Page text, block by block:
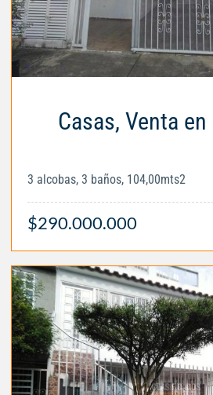
Casas, Venta
3 alcobas, 3 baños, 104,00mts2
$290.000.000